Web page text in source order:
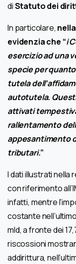
diStatuto dei
In particolare,
evidenzia che “i
esercizio ad una
specie per
tutela
autotutela.
attivati
rallentamento
appesantimento
tributari.”
I dati illustrati nella
con riferimento
infatti, mentre
costante
mld, a fronte dei
riscossioni
addirittura,